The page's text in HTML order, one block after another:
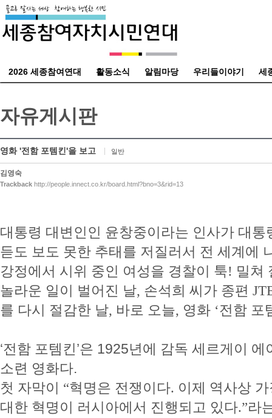
2026 세종참여연대 활동소식 알림마당 우리들이야기 세
자유게시판
영화 '전함 포템킨'을 보고 일반
김영숙
Trackback http://people.innect.co.kr/board.html?bno=3&rid=13
대통령 대변인인 윤창중이라는 인사가 대
듣도 보도 못한 추태를 저질러서 전 세계에
강정에서 시위 중인 여성을 경찰이 툭! 밀쳐
놀라운 일이 벌어진 날, 손석희 씨가 종편
를 다시 절감한 날, 바로 오늘, 영화 ‘전함 포
‘전함 포템킨’은 1925년에 감독 세르게이
소련 영화다.
첫 자막이 “혁명은 전쟁이다. 이제 역사상
대한 혁명이 러시아에서 진행되고 있다.”라